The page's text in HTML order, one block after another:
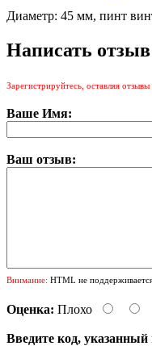
Диаметр: 45 мм, пинт
Написать отзыв
Зарегистрируйтесь, оставляя
Ваше Имя:
Ваш отзыв:
Внимание: HTML не
Оценка: Плохо
Введите код, указанный